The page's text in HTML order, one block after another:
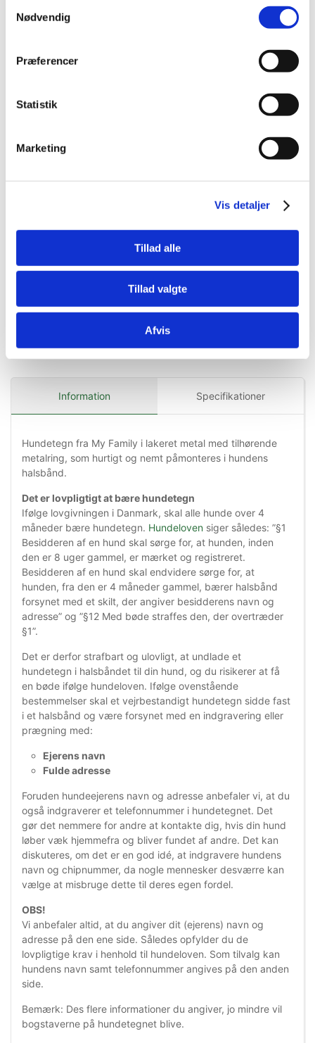
Nødvendig
Præferencer
Statistik
Marketing
Vis detaljer
Tillad alle
Tillad valgte
Afvis
5705574105001
Standard salgspris DKK
DKK 29,95
Information Specifikationer
Hundetegn fra My Family i lakeret metal med tilhørende
metalring, som hurtigt og nemt påmonteres i hundens
halsbånd.
Det er lovpligtigt at bære hundetegn
Ifølge lovgivningen i Danmark, skal alle hunde over 4
måneder bære hundetegn. Hundeloven siger således: ”§1
Besidderen af en hund skal sørge for, at hunden, inden
den er 8 uger gammel, er mærket og registreret.
Besidderen af en hund skal endvidere sørge for, at
hunden, fra den er 4 måneder gammel, bærer halsbånd
forsynet med et skilt, der angiver besidderens navn og
adresse” og ”§12 Med bøde straffes den, der overtræder
§1”.
Det er derfor strafbart og ulovligt, at undlade et
hundetegn i halsbåndet til din hund, og du risikerer at få
en bøde ifølge hundeloven. Ifølge ovenstående
bestemmelser skal et vejrbestandigt hundetegn sidde fast
i et halsbånd og være forsynet med en indgravering eller
prægning med:
Ejerens navn
Fulde adresse
Foruden hundeejerens navn og adresse anbefaler vi, at du
også indgraverer et telefonnummer i hundetegnet. Det
gør det nemmere for andre at kontakte dig, hvis din hund
løber væk hjemmefra og bliver fundet af andre. Det kan
diskuteres, om det er en god idé, at indgravere hundens
navn og chipnummer, da nogle mennesker desværre kan
vælge at misbruge dette til deres egen fordel.
OBS!
Vi anbefaler altid, at du angiver dit (ejerens) navn og
adresse på den ene side. Således opfylder du de
lovpligtige krav i henhold til hundeloven. Som tilvalg kan
hundens navn samt telefonnummer angives på den anden
side.
Bemærk: Des flere informationer du angiver, jo mindre vil
bogstaverne på hundetegnet blive.